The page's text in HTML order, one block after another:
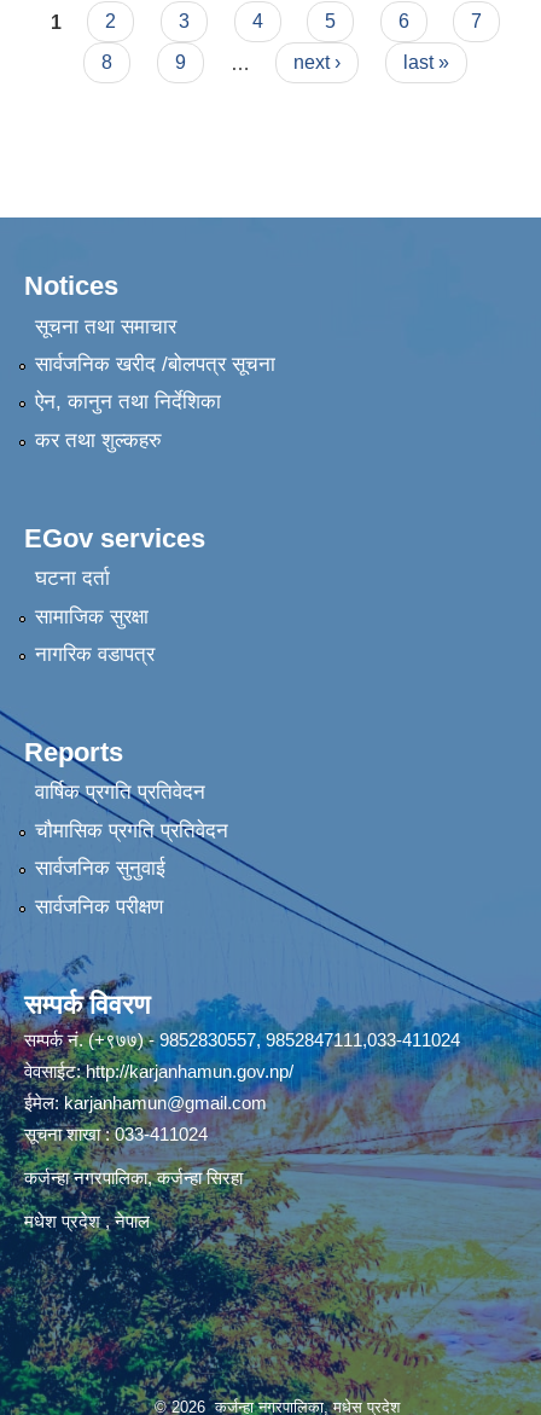
Pages
1 2 3 4 5 6
7
8
9 next › last »
Notices
सूचना तथा समाचार
सार्वजनिक खरीद /बोलपत्र सूचना
ऐन, कानुन तथा निर्देशिका
कर तथा शुल्कहरु
EGov services
घटना दर्ता
सामाजिक सुरक्षा
नागरिक वडापत्र
Reports
वार्षिक प्रगति प्रतिवेदन
चौमासिक प्रगति प्रतिवेदन
सार्वजनिक सुनुवाई
सार्वजनिक परीक्षण
सम्पर्क विवरण
सम्पर्क नं. (+९७७) - 9852830557, 9852847111,033-411024
वेवसाईट:http://karjanhamun.gov.np/
ईमेल:karjanhamun@gmail.com
सूचना शाखा : 033-411024
कर्जन्हा नगरपालिका, कर्जन्हा सिरहा
मधेश प्रदेश , नेपाल
© 2026 कर्जन्हा नगरपालिका, मधेस प्रदेश